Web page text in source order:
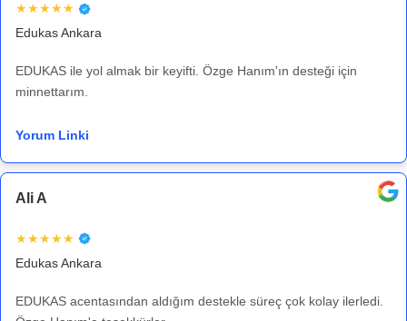
★★★★★
Edukas Ankara
EDUKAS ile yol almak bir keyifti. Özge Hanım'ın desteği için
minnettarım.
Yorum Linki
Ali A
★★★★★
Edukas Ankara
EDUKAS acentasından aldığım destekle süreç çok kolay ilerledi.